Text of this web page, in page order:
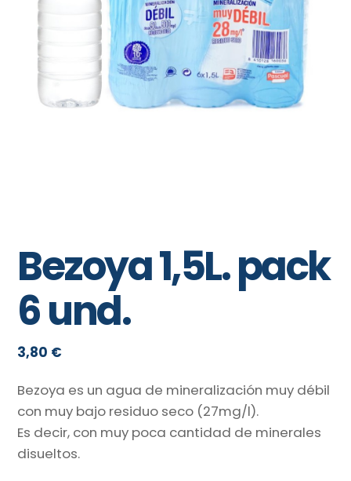
Bezoya 1,5L. pack
6 und.
3,80 €
Bezoya es un agua de mineralización muy débil
con muy bajo residuo seco (27mg/l).
Es decir, con muy poca cantidad de minerales
disueltos.